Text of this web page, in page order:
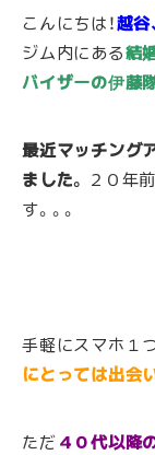
こんにちは！越谷
ジム内にある結
バイザーの伊藤
最近マッチング
ました。 ２０年
す。。。
手軽にスマホ１
にとっては出会
ただ４０代以降